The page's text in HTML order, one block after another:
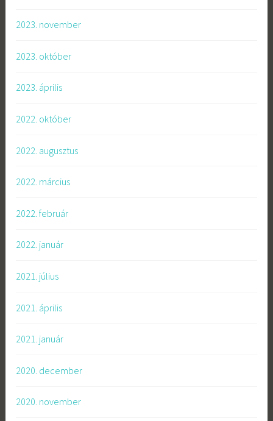
2023. november
2023. október
2023. április
2022. október
2022. augusztus
2022. március
2022. február
2022. január
2021. július
2021. április
2021. január
2020. december
2020. november